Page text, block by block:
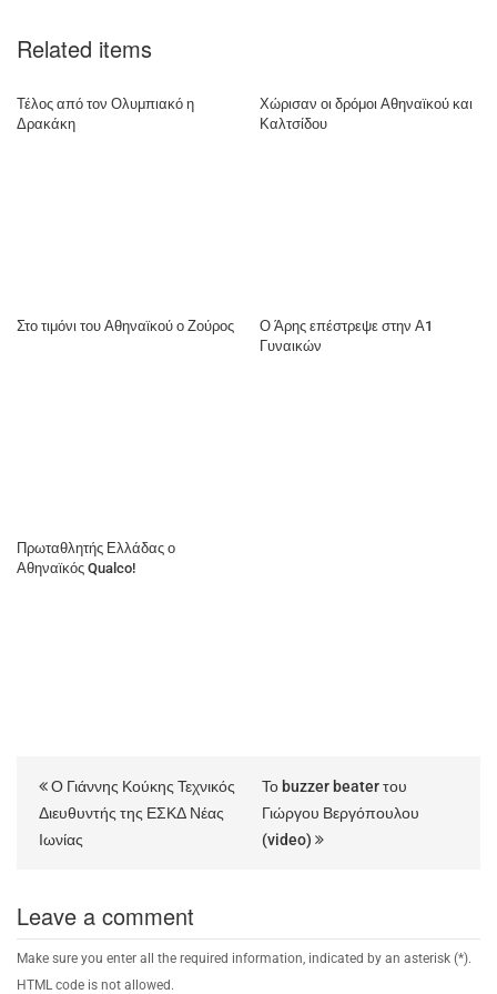
Related items
Τέλος από τον Ολυμπιακό η
Δρακάκη
Χώρισαν οι δρόμοι Αθηναϊκού και
Καλτσίδου
Στο τιμόνι του Αθηναϊκού ο Ζούρος
Ο Άρης επέστρεψε στην Α1
Γυναικών
Πρωταθλητής Ελλάδας ο
Αθηναϊκός Qualco!
Ο Γιάννης Κούκης Τεχνικός
Διευθυντής της ΕΣΚΔ Νέας
Ιωνίας
Το buzzer beater του
Γιώργου Βεργόπουλου
(video)
Leave a comment
Make sure you enter all the required information, indicated by an asterisk (*).
HTML code is not allowed.